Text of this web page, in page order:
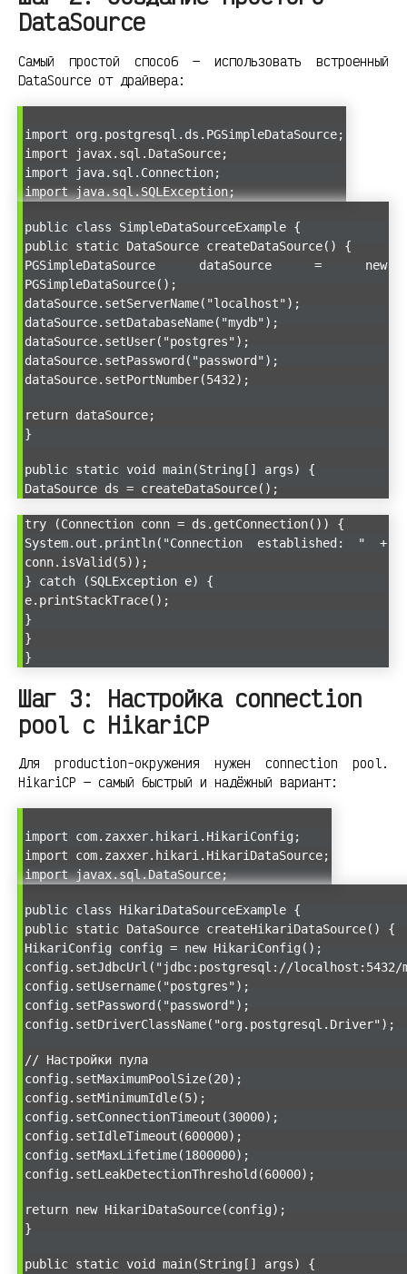
DataSource
Самый простой способ — использовать встроенный
DataSource от драйвера:
import org.postgresql.ds.PGSimpleDataSource;
import javax.sql.DataSource;
import java.sql.Connection;
import java.sql.SQLException;
public class SimpleDataSourceExample {
public static DataSource createDataSource() {
PGSimpleDataSource dataSource = new
PGSimpleDataSource();
dataSource.setServerName("localhost");
dataSource.setDatabaseName("mydb");
dataSource.setUser("postgres");
dataSource.setPassword("password");
dataSource.setPortNumber(5432);
return dataSource;
}
public static void main(String[] args) {
DataSource ds = createDataSource();
try (Connection conn = ds.getConnection()) {
System.out.println("Connection established: " +
conn.isValid(5));
} catch (SQLException e) {
e.printStackTrace();
}
}
}
Шаг 3: Настройка connection
pool с HikariCP
Для production-окружения нужен connection pool.
HikariCP — самый быстрый и надёжный вариант:
import com.zaxxer.hikari.HikariConfig;
import com.zaxxer.hikari.HikariDataSource;
import javax.sql.DataSource;
public class HikariDataSourceExample {
public static DataSource createHikariDataSource() {
HikariConfig config = new HikariConfig();
config.setJdbcUrl("jdbc:postgresql://localhost:5432/
config.setUsername("postgres");
config.setPassword("password");
config.setDriverClassName("org.postgresql.Driver");
// Настройки пула
config.setMaximumPoolSize(20);
config.setMinimumIdle(5);
config.setConnectionTimeout(30000);
config.setIdleTimeout(600000);
config.setMaxLifetime(1800000);
config.setLeakDetectionThreshold(60000);
return new HikariDataSource(config);
}
public static void main(String[] args) {